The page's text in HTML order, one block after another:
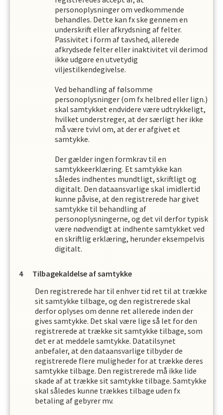
personoplysninger om vedkommende
behandles. Dette kan fx ske gennem en
underskrift eller afkrydsning af felter.
Passivitet i form af tavshed, allerede
afkrydsede felter eller inaktivitet vil derimod
ikke udgøre en utvetydig
viljestilkendegivelse.
Ved behandling af følsomme
personoplysninger (om fx helbred eller lign.)
skal samtykket endvidere være udtrykkeligt,
hvilket understreger, at der særligt her ikke
må være tvivl om, at der er afgivet et
samtykke.
Der gælder ingen formkrav til en
samtykkeerklæring. Et samtykke kan
således indhentes mundtligt, skriftligt og
digitalt. Den dataansvarlige skal imidlertid
kunne påvise, at den registrerede har givet
samtykke til behandling af
personoplysningerne, og det vil derfor typisk
være nødvendigt at indhente samtykket ved
en skriftlig erklæring, herunder eksempelvis
digitalt.
Tilbagekaldelse af samtykke
Den registrerede har til enhver tid ret til at trække
sit samtykke tilbage, og den registrerede skal
derfor oplyses om denne ret allerede inden der
gives samtykke. Det skal være lige så let for den
registrerede at trække sit samtykke tilbage, som
det er at meddele samtykke. Datatilsynet
anbefaler, at den dataansvarlige tilbyder de
registrerede flere muligheder for at trække deres
samtykke tilbage. Den registrerede må ikke lide
skade af at trække sit samtykke tilbage. Samtykke
skal således kunne trækkes tilbage uden fx
betaling af gebyrer mv.